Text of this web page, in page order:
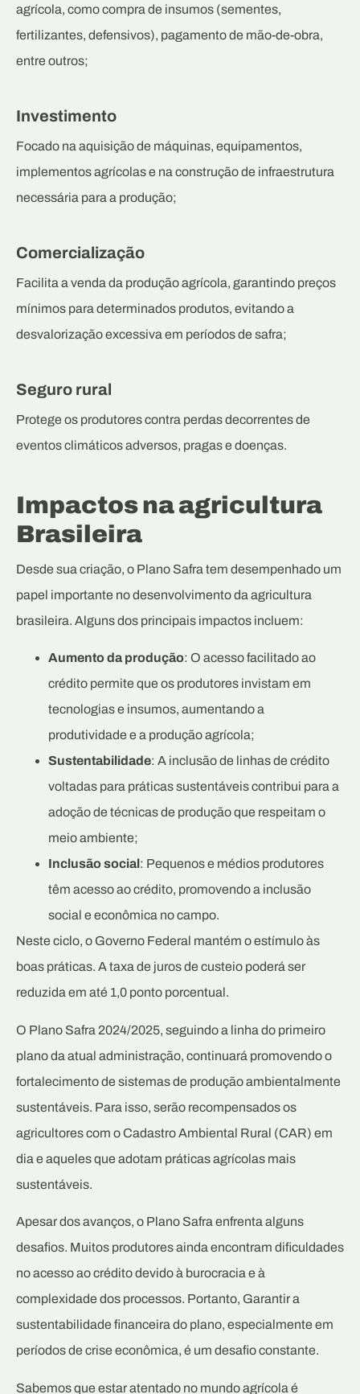
agrícola, como compra de insumos (sementes,
fertilizantes, defensivos), pagamento de mão-de-obra,
entre outros;
Investimento
Focado na aquisição de máquinas, equipamentos,
implementos agrícolas e na construção de infraestrutura
necessária para a produção;
Comercialização
Facilita a venda da produção agrícola, garantindo preços
mínimos para determinados produtos, evitando a
desvalorização excessiva em períodos de safra;
Seguro rural
Protege os produtores contra perdas decorrentes de
eventos climáticos adversos, pragas e doenças.
Impactos na agricultura
Brasileira
Desde sua criação, o Plano Safra tem desempenhado um
papel importante no desenvolvimento da agricultura
brasileira. Alguns dos principais impactos incluem:
Aumento da produção: O acesso facilitado ao
crédito permite que os produtores invistam em
tecnologias e insumos, aumentando a
produtividade e a produção agrícola;
Sustentabilidade: A inclusão de linhas de crédito
voltadas para práticas sustentáveis contribui para a
adoção de técnicas de produção que respeitam o
meio ambiente;
Inclusão social : Pequenos e médios produtores
têm acesso ao crédito, promovendo a inclusão
social e econômica no campo.
Neste ciclo, o Governo Federal mantém o estímulo às
boas práticas. A taxa de juros de custeio poderá ser
reduzida em até 1,0 ponto porcentual.
O Plano Safra 2024/2025, seguindo a linha do primeiro
plano da atual administração, continuará promovendo o
fortalecimento de sistemas de produção ambientalmente
sustentáveis. Para isso, serão recompensados os
agricultores com o Cadastro Ambiental Rural (CAR) em
dia e aqueles que adotam práticas agrícolas mais
sustentáveis.
Apesar dos avanços, o Plano Safra enfrenta alguns
desafios. Muitos produtores ainda encontram dificuldades
no acesso ao crédito devido à burocracia e à
complexidade dos processos. Portanto, Garantir a
sustentabilidade financeira do plano, especialmente em
períodos de crise econômica, é um desafio constante.
Sabemos que estar atentado no mundo agrícola é